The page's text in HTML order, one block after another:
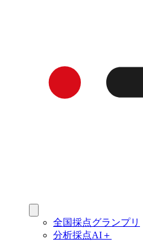
全国採点グランプリ
分析採点AI＋